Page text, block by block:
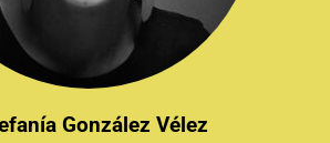
González Vélez